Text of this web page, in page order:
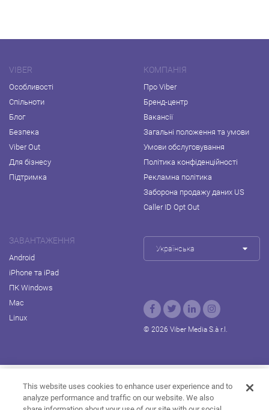
VIBER
Особливості
Спільноти
Блог
Безпека
Viber Out
Для бізнесу
Підтримка
КОМПАНІЯ
Про Viber
Бренд-центр
Вакансії
Загальні положення та умови
Умови обслуговування
Політика конфіденційності
Рекламна політика
Заборона продажу даних US
Caller ID Opt Out
ЗАВАНТАЖЕННЯ
Android
iPhone та iPad
ПК Windows
Mac
Linux
Українська
© 2026 Viber Media S.à r.l.
Rakuten Viki Rakuten Kobo
Rakuten Travel
Rakuten Marketing
Rakuten Insight Rakuten TV
This website uses cookies to enhance user experience and to
analyze performance and traffic on our website. We also